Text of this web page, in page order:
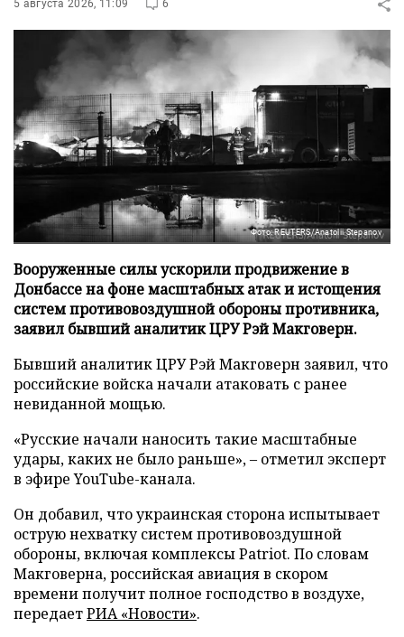
5 августа 2026, 11:09 6
Фото: REUTERS/Anatolii Stepanov
Вооруженные силы ускорили продвижение в
Донбассе на фоне масштабных атак и истощения
систем противовоздушной обороны противника,
заявил бывший аналитик ЦРУ Рэй Макговерн.
Бывший аналитик ЦРУ Рэй Макговерн заявил, что
российские войска начали атаковать с ранее
невиданной мощью.
«Русские начали наносить такие масштабные
удары, каких не было раньше», – отметил эксперт
в эфире YouTube-канала.
Он добавил, что украинская сторона испытывает
острую нехватку систем противовоздушной
обороны, включая комплексы Patriot. По словам
Макговерна, российская авиация в скором
времени получит полное господство в воздухе,
передаетРИА «Новости».